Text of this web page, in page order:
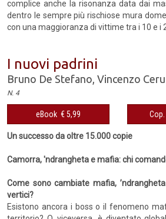
complice anche la risonanza data dai
dentro le sempre più rischiose mura
con una maggioranza di vittime tra i 10 e i
I nuovi padrini
Bruno De Stefano,Vincenzo
N. 4
eBook € 5,99
Un successo da oltre 15.000 copie
Camorra, 'ndrangheta e mafia: chi
Come sono cambiate mafia,
vertici?
Esistono ancora i boss o il fenomeno